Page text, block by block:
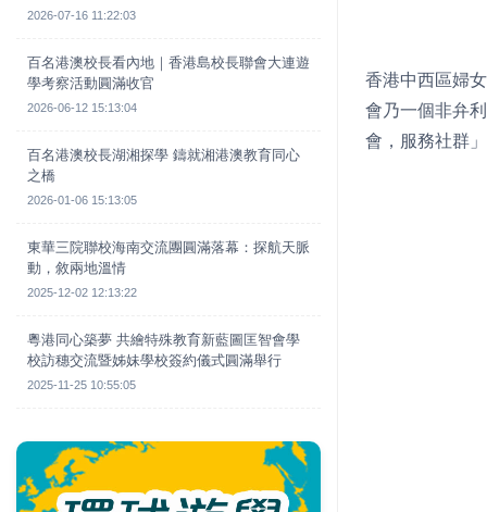
2026-07-16 11:22:03
百名港澳校長看內地｜香港島校長聯會大連遊
學考察活動圓滿收官
2026-06-12 15:13:04
百名港澳校長湖湘探學 鑄就湘港澳教育同心
之橋
2026-01-06 15:13:05
東華三院聯校海南交流團圓滿落幕：探航天脈
動，敘兩地溫情
2025-12-02 12:13:22
粵港同心築夢 共繪特殊教育新藍圖匡智會學
校訪穗交流暨姊妹學校簽約儀式圓滿舉行
2025-11-25 10:55:05
香港中西區婦
會乃一個非弁
會，服務社群